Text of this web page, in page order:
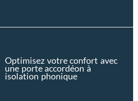
Optimisez votre confort avec
une porte accordéon à
isolation phonique